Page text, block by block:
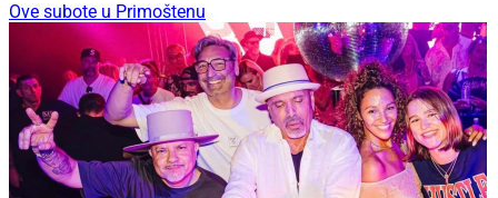
Ove subote u Primoštenu